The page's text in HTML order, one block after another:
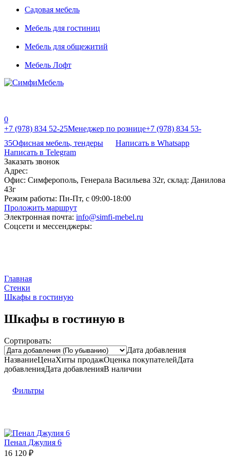
Садовая мебель
Мебель для гостиниц
Мебель для общежитий
Мебель Лофт
0
+7 (978) 834 52-25Менеджер по рознице+7 (978) 834 53-
35Офисная мебель, тендеры
Написать в Whatsapp
Написать в Telegram
Заказать звонок
Адрес:
Офис: Симферополь, Генерала Васильева 32г, склад: Данилова
43г
Режим работы: Пн-Пт, с 09:00-18:00
Проложить маршрут
Электронная почта: info@simfi-mebel.ru
Соцсети и мессенджеры:
Главная
Стенки
Шкафы в гостиную
Шкафы в гостиную в
Сортировать:
Дата добавления
НазваниеЦенаХиты продажОценка покупателейДата
добавленияДата добавленияВ наличии
Фильтры
Пенал Джулия 6
16 120 ₽